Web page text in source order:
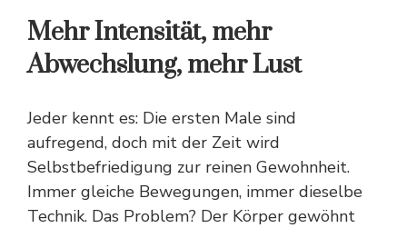
Mehr Intensität, mehr
Abwechslung, mehr Lust
Jeder kennt es: Die ersten Male sind
aufregend, doch mit der Zeit wird
Selbstbefriedigung zur reinen Gewohnheit.
Immer gleiche Bewegungen, immer dieselbe
Technik. Das Problem? Der Körper gewöhnt